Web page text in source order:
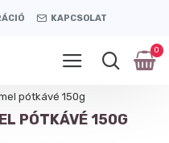
KAPCSOLAT
0
pótkávé 150g
PÓTKÁVÉ 150G